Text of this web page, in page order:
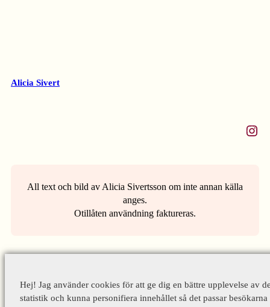
Alicia Sivert
Instagram
All text och bild av Alicia Sivertsson om inte annan källa
anges.
Otillåten användning faktureras.
Hej! Jag använder cookies för att ge dig en bättre upplevelse av
statistik och kunna personifiera innehållet så det passar